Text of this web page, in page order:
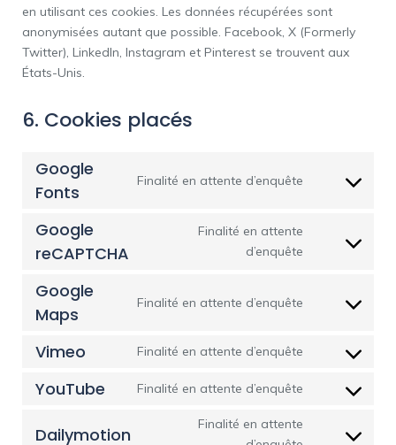
en utilisant ces cookies. Les données récupérées sont
anonymisées autant que possible. Facebook, X (Formerly
Twitter), LinkedIn, Instagram et Pinterest se trouvent aux
États-Unis.
6. Cookies placés
Google
Fonts
Finalité en attente d’enquête
Google
reCAPTCHA
Finalité en attente
d’enquête
Google
Maps
Finalité en attente d’enquête
Vimeo Finalité en attente d’enquête
YouTube Finalité en attente d’enquête
Dailymotion
Finalité en attente